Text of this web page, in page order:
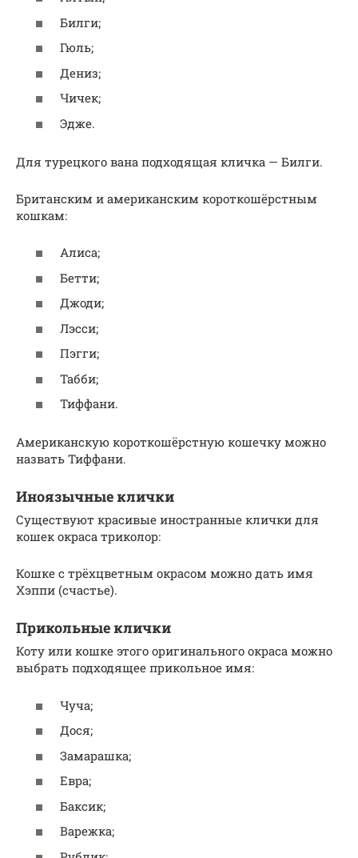
Билги;
Гюль;
Дениз;
Чичек;
Эдже.
Для турецкого вана подходящая кличка — Билги.
Британским и американским короткошёрстным
кошкам:
Алиса;
Бетти;
Джоди;
Лэсси;
Пэгги;
Табби;
Тиффани.
Американскую короткошёрстную кошечку можно
назвать Тиффани.
Иноязычные клички
Существуют красивые иностранные клички для
кошек окраса триколор:
Кошке с трёхцветным окрасом можно дать имя
Хэппи (счастье).
Прикольные клички
Коту или кошке этого оригинального окраса можно
выбрать подходящее прикольное имя:
Чуча;
Дося;
Замарашка;
Евра;
Баксик;
Варежка;